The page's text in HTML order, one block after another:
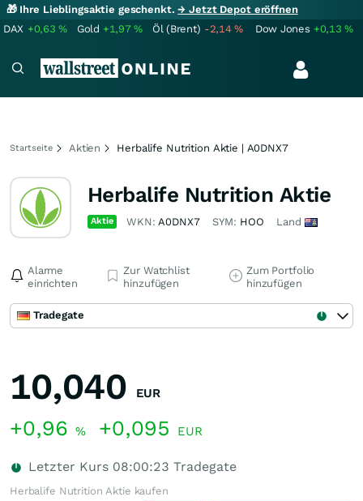
🎁 Ihre Lieblingsaktie geschenkt.→ Jetzt Depot eröffnen
DAX +0,63% Gold +1,97% Öl (Brent) -2,14% Dow Jones +0,13%
Startseite Aktien Herbalife Nutrition Aktie | A0DNX7
Herbalife Nutrition Aktie
Aktie WKN:A0DNX7 SYM: HOO Land
Alarme
einrichten
Zur Watchlist
hinzufügen
Zum Portfolio
hinzufügen
Tradegate
10,040 EUR
+0,96 % +0,095 EUR
Letzter Kurs 08:00:23 Tradegate
Herbalife Nutrition Aktie kaufen